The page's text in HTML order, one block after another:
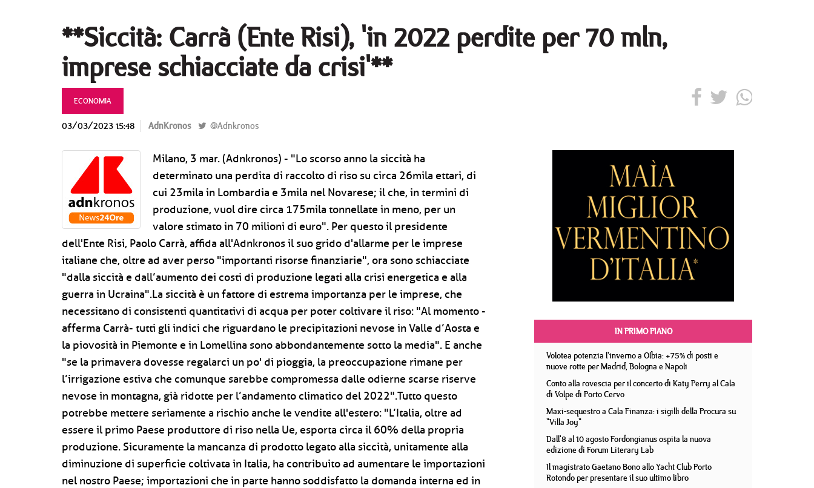
**Siccità: Carrà (Ente Risi), 'in 2022 perdite per 70 mln,
imprese schiacciate da crisi'**
ECONOMIA
03/03/2023 15:48 AdnKronos @Adnkronos
Milano, 3 mar. (Adnkronos) - "Lo scorso anno la siccità ha
determinato una perdita di raccolto di riso su circa 26mila ettari, di
cui 23mila in Lombardia e 3mila nel Novarese; il che, in termini di
produzione, vuol dire circa 175mila tonnellate in meno, per un
valore stimato in 70 milioni di euro". Per questo il presidente
dell'Ente Risi, Paolo Carrà, affida all'Adnkronos il suo grido d'allarme per le imprese
italiane che, oltre ad aver perso "importanti risorse finanziarie", ora sono schiacciate
"dalla siccità e dall’aumento dei costi di produzione legati alla crisi energetica e alla
guerra in Ucraina".La siccità è un fattore di estrema importanza per le imprese, che
necessitano di consistenti quantitativi di acqua per poter coltivare il riso: "Al momento -
afferma Carrà- tutti gli indici che riguardano le precipitazioni nevose in Valle d’Aosta e
la piovosità in Piemonte e in Lomellina sono abbondantemente sotto la media". E anche
"se la primavera dovesse regalarci un po' di pioggia, la preoccupazione rimane per
l’irrigazione estiva che comunque sarebbe compromessa dalle odierne scarse riserve
nevose in montagna, già ridotte per l’andamento climatico del 2022".Tutto questo
potrebbe mettere seriamente a rischio anche le vendite all'estero: "L’Italia, oltre ad
essere il primo Paese produttore di riso nella Ue, esporta circa il 60% della propria
produzione. Sicuramente la mancanza di prodotto legato alla siccità, unitamente alla
diminuzione di superficie coltivata in Italia, ha contribuito ad aumentare le importazioni
nel nostro Paese; importazioni che in parte hanno soddisfatto la domanda interna ed in
IN PRIMO PIANO
Volotea potenzia l'inverno a Olbia: +75% di posti e
nuove rotte per Madrid, Bologna e Napoli
Conto alla rovescia per il concerto di Katy Perry al Cala
di Volpe di Porto Cervo
Maxi-sequestro a Cala Finanza: i sigilli della Procura su
"Villa Joy"
Dall'8 al 10 agosto Fordongianus ospita la nuova
edizione di Forum Literary Lab
Il magistrato Gaetano Bono allo Yacht Club Porto
Rotondo per presentare il suo ultimo libro